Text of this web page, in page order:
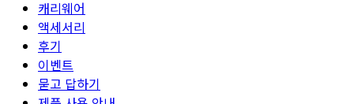
캐리웨어
액세서리
후기
이벤트
묻고 답하기